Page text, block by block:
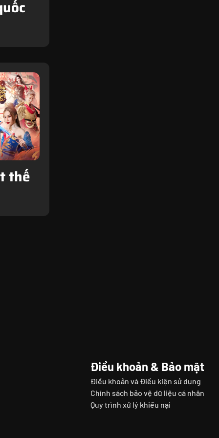
thế
Điều khoản & Bảo mật
Điều khoản và Điều kiện sử dụng
Chính sách bảo vệ dữ liệu cá nhân
Quy trình xử lý khiếu nại